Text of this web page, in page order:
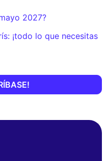
2027?
¡todo lo que necesitas